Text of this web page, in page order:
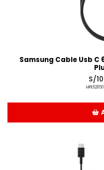
Samsung Cable Usb C
S/